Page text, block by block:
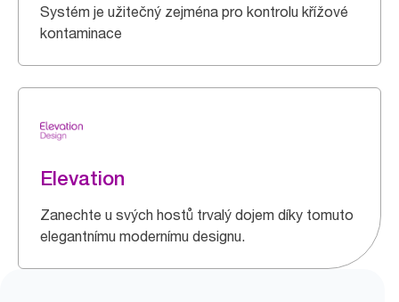
Systém je užitečný zejména pro kontrolu křížové
kontaminace
Elevation
Zanechte u svých hostů trvalý dojem díky tomuto
elegantnímu modernímu designu.